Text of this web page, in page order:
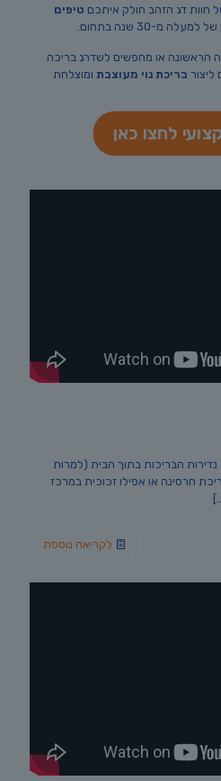
חוות דג הזהב חולק איתכם טיפים
מ-30 שנה בתחום.
הראשונה או מחפשים לשדרג בריכה
ליצור בריכת נוי מעוצבתומוצלחת
לחצו כאן
הבריכות בתוך הבית (למרות
חרסינה או אפילו זכוכית במרכז
לקריאה נוספת